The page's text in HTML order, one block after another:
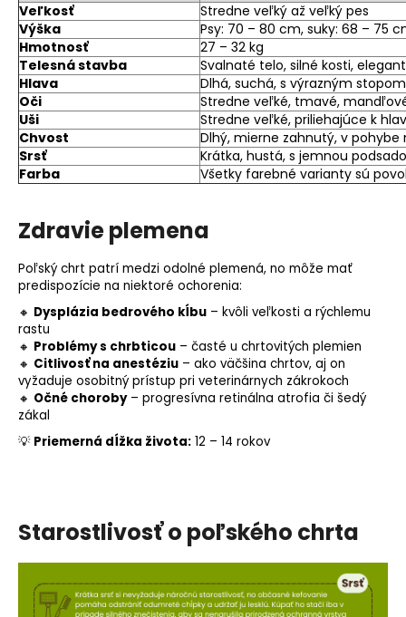
Veľkosť
Stredne veľký až veľký pes
Výška
Psy: 70 – 80 cm, suky: 68 – 75
Hmotnosť
27 – 32 kg
Telesná stavba
Svalnaté telo, silné kosti,
Hlava
Dlhá, suchá, s výrazným stopom
Oči
Stredne veľké, tmavé,
Uši
Stredne veľké, priliehajúce k
Chvost
Dlhý, mierne zahnutý, v
Srsť
Krátka, hustá, s jemnou
Farba
Všetky farebné varianty sú
Zdravie plemena
Poľský chrt patrí medzi odolné plemená, no môže mať
predispozície na niektoré ochorenia:
🔸 Dysplázia bedrového kĺbu – kvôli veľkosti a rýchlemu
rastu
🔸 Problémy s chrbticou – časté u chrtovitých plemien
🔸 Citlivosť na anestéziu – ako väčšina chrtov, aj on
vyžaduje osobitný prístup pri veterinárnych zákrokoch
🔸 Očné choroby– progresívna retinálna atrofia či šedý
zákal
💡 Priemerná dĺžka života: 12 – 14 rokov
Starostlivosť o poľského chrta